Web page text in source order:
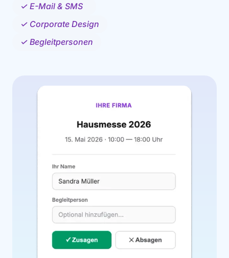
✓ E-Mail & SMS
✓ Corporate Design
✓ Begleitpersonen